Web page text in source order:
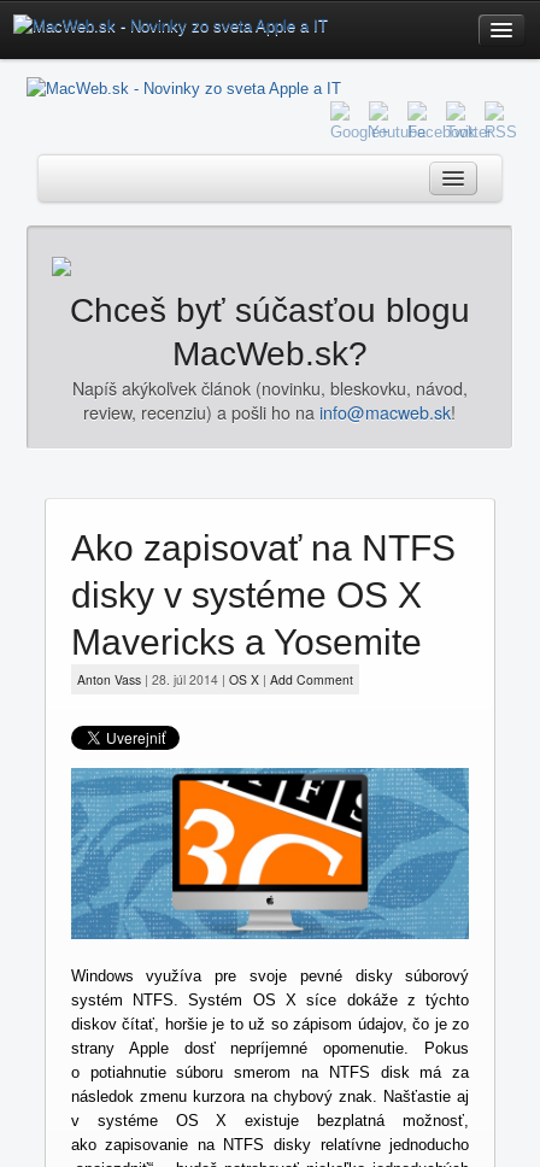
Poradňa
iOS Download
Redakcia
Kontakt
Mac
Aktualizácie
Software
Fámy
Chceš byť súčasťou blogu
MacWeb.sk?
Napíš akýkoľvek článok (novinku, bleskovku, návod,
review, recenziu) a pošli ho nainfo@macweb.sk!
Ako zapisovať na NTFS
disky v systéme OS X
Mavericks a Yosemite
Anton Vass| 28. júl 2014| OS X| Add Comment
Windows využíva pre svoje pevné disky súborový
systém NTFS. Systém OS X síce dokáže z týchto
diskov čítať, horšie je to už so zápisom údajov, čo je zo
strany Apple dosť nepríjemné opomenutie. Pokus
o potiahnutie súboru smerom na NTFS disk má za
následok zmenu kurzora na chybový znak. Našťastie aj
v systéme OS X existuje bezplatná možnosť,
ako zapisovanie na NTFS disky relatívne jednoducho